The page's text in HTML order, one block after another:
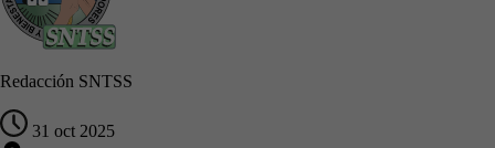
Redacción SNTSS
31 oct 2025